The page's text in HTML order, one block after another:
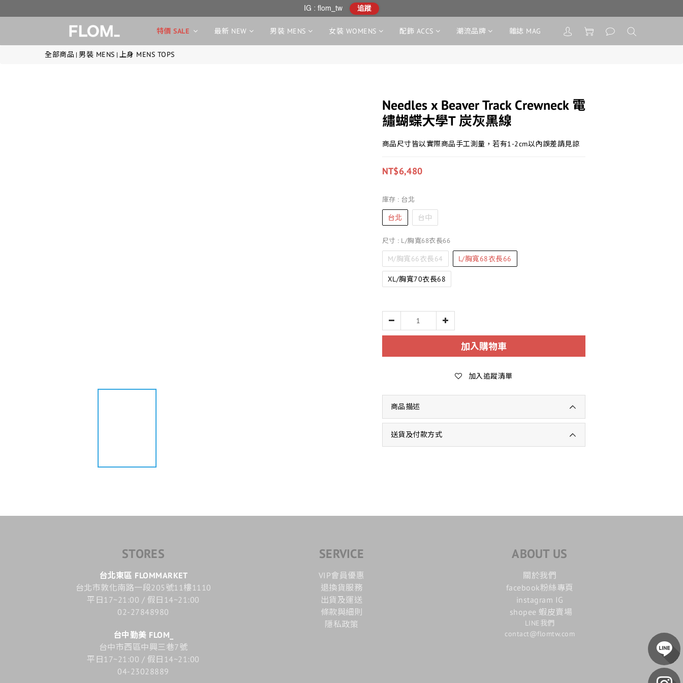
特價 SALE 最新 NEW 男裝 MENS 女裝 WOMENS 配飾 ACCS 潮流品牌 雜誌 MAG
全部商品 | 男裝 MENS | 上身 MENS TOPS
Needles x Beaver Track Crewneck 電
繡蝴蝶大學T 炭灰黑線
商品尺寸皆以實際商品手工測量，若有1-2cm以內誤差請見諒
NT$6,480
庫存 : 台北
台北 台中
尺寸 : L/胸寬68衣長66
M/胸寬66衣長64 L/胸寬68衣長66
XL/胸寬70衣長68
加入購物車
加入追蹤清單
商品描述
送貨及付款方式
STORES
台北東區 FLOMMARKET
台北市敦化南路一段205號11樓1110
平日17~21:00 / 假日14~21:00
02-27848980
台中勤美 FLOM_
台中市西區中興三巷7號
平日17~21:00 / 假日14~21:00
04-23028889
SERVICE
VIP會員優惠
退換貨服務
出貨及運送
條款與細則
隱私政策
ABOUT US
關於我們
facebook粉絲專頁
instagram IG
shopee 蝦皮賣場
LINE我們
contact@flomtw.com
IG : flom_tw 追蹤